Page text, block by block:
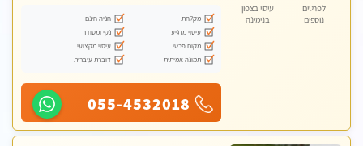
לפרטים
נוספים
עיסוי בצפון
בנימינה
מקלחת
חניה חינם
עיסוי מרגיע
נקי ומסודר
מקום פרטי
עיסוי מקצועי
תמונה אמיתית
דוברת עיברית
055-4532018